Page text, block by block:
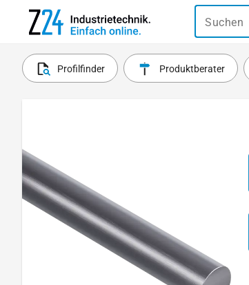
Suchen
Profilfinder Produktberater